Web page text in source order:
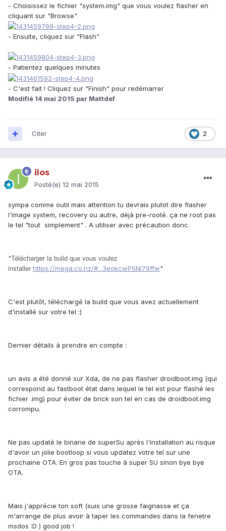
- Choisissez le fichier "system.img" que vous voulez flasher en
cliquant sur "Browse"
- Ensuite, cliquez sur "Flash"
- Patientez quelques minutes
- C'est fait ! Cliquez sur "Finish" pour redémarrer
Modifié 14 mai 2015 par Mattdef
2
Citer
ilos
Posté(e) 12 mai 2015
sympa comme outil mais attention tu devrais plutot dire flasher
l'image system, recovery ou autre, déjà pre-rooté. ça ne root pas
le tel "tout simplement" . A utiliser avec précaution donc.
"Télécharger la build que vous voulez
installer https://mega.co.nz/#...3eokcwPSNI79ffw"
C'est plutôt, téléchargé la build que vous avez actuellement
d'installé sur votre tel :)
Dernier détails à prendre en compte :
un avis a été donné sur Xda, de ne pas flasher droidboot.img (qui
correspond au fastboot état dans lequel le tel est pour flashé les
fichier .img) pour éviter de brick son tel en cas de droidboot.img
corrompu.
Ne pas updaté le binarie de superSu après l'installation au risque
d'avoir un jolie bootloop si vous updatez votre tel sur une
prochaine OTA. En gros pas touche à super SU sinon bye bye
OTA.
Mais j'apprécie ton soft (suis une grosse faignasse et ça
m'arrange de plus avoir à taper les commandes dans la fenetre
msdos :D ) good job !